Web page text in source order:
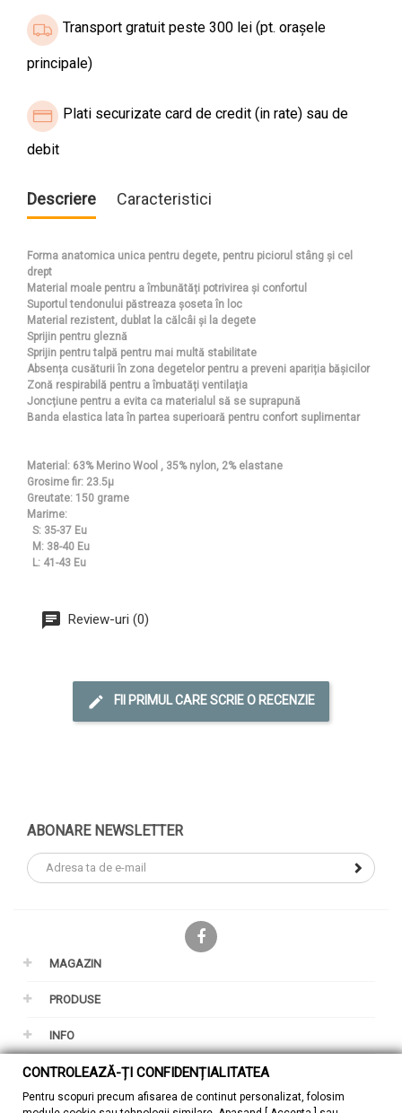
Transport gratuit peste 300 lei (pt. orașele
principale)
Plati securizate card de credit (in rate) sau de
debit
Descriere Caracteristici
Forma anatomica unica pentru degete, pentru piciorul stâng și cel
drept
Material moale pentru a îmbunătăți potrivirea și confortul
Suportul tendonului păstreaza șoseta în loc
Material rezistent, dublat la călcâi și la degete
Sprijin pentru gleznă
Sprijin pentru talpă pentru mai multă stabilitate
Absența cusăturii în zona degetelor pentru a preveni apariția bășicilor
Zonă respirabilă pentru a îmbuatăți ventilația
Joncțiune pentru a evita ca materialul să se suprapună
Banda elastica lata în partea superioară pentru confort suplimentar
Material: 63% Merino Wool , 35% nylon, 2% elastane
Grosime fir: 23.5µ
Greutate: 150 grame
Marime:
S: 35-37 Eu
M: 38-40 Eu
L: 41-43 Eu
Review-uri (0)
FII PRIMUL CARE SCRIE O RECENZIE
ABONARE NEWSLETTER
MAGAZIN
PRODUSE
INFO
CONTUL TAU
CONTROLEAZĂ-ȚI CONFIDENȚIALITATEA
Pentru scopuri precum afisarea de continut personalizat, folosim